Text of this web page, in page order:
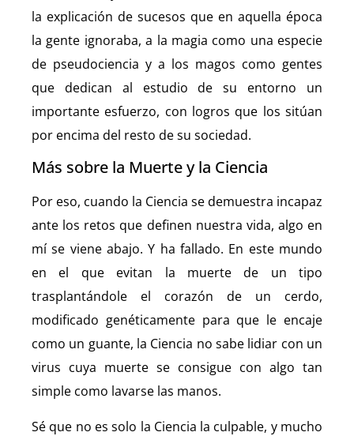
la explicación de sucesos que en aquella época
la gente ignoraba, a la magia como una especie
de pseudociencia y a los magos como gentes
que dedican al estudio de su entorno un
importante esfuerzo, con logros que los sitúan
por encima del resto de su sociedad.
Más sobre la Muerte y la Ciencia
Por eso, cuando la Ciencia se demuestra incapaz
ante los retos que definen nuestra vida, algo en
mí se viene abajo. Y ha fallado. En este mundo
en el que evitan la muerte de un tipo
trasplantándole el corazón de un cerdo,
modificado genéticamente para que le encaje
como un guante, la Ciencia no sabe lidiar con un
virus cuya muerte se consigue con algo tan
simple como lavarse las manos.
Sé que no es solo la Ciencia la culpable, y mucho